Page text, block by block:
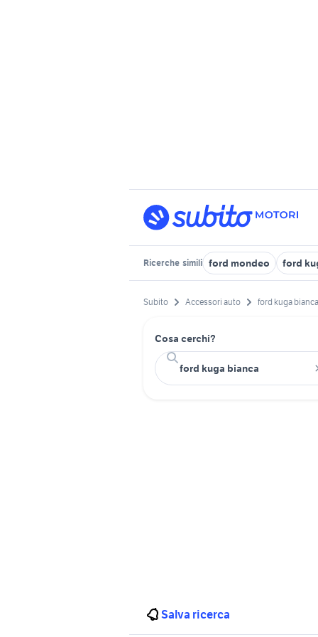
Ricerche simili ford mondeo ford
Subito Accessori auto ford kuga bianca
Cosa cerchi?
Salva ricerca